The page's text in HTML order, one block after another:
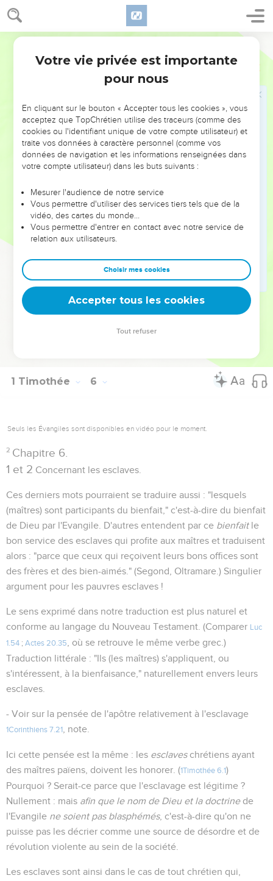
1 Timothée 5
conclut qu'il est facile de les juger avant de les recevoir à
une charge dans l'Eglise ou d'exercer à leur égard quelque
répréhension ; mais d'autre part, en admettant qu'il en est
être trompé, il atténue la responsabilité qu'il a fait peser sur
son disciple ; il craint que celui-ci ne se reproche les
auxquels il aurait imposé les mains, ou qu'il n'ait trop de
regrets d'avoir refusé tels autres dont il n'avait pas su
découvrir les excellentes qualités. Timothée devait en tout
cas conclure de cette remarque qu'il fallait observer
longtemps et scrupuleusement avant d'agir.
- Le verset1Timothée 5.24doit être rendu littéralement ainsi :
"Les péchés de quelques hommes sont très évidents, et vont
devant en jugement ; mais en d'autres, ils suivent," c'est-à-
dire ne sont reconnus qu'après. Ce qui fait penser que ce
jugementn'est pas la sentence finale de Dieu sur eux, mais
la délibération de l'Eglise appelée àjuger
si un homme est
propre au ministère qu'il s'agit de lui confier. Cette
interprétation convient bien à l'ensemble de la pensée.
1 Timothée 6
Seuls les Évangiles sont disponibles en vidéo pour le moment.
2 Chapitre 6.
1 et 2 Concernant les esclaves.
Ces derniers mots pourraient se traduire aussi : "lesquels
(maîtres) sont participants du bienfait," c'est-à-dire du bienfait
de Dieu par l'Evangile. D'autres entendent par ce bienfaitle
bon service des esclaves qui profite aux maîtres et traduisent
alors : "parce que ceux qui reçoivent leurs bons offices sont
des frères et des bien-aimés." (Segond, Oltramare.) Singulier
argument pour les pauvres esclaves !
Le sens exprimé dans notre traduction est plus naturel et
conforme au langage du Nouveau Testament. (Comparer
Luc
1.54 ; Actes 20.35
, où se retrouve le même verbe grec.)
Traduction littérale : "Ils (les maîtres) s'appliquent, ou
s'intéressent, à la bienfaisance," naturellement envers leurs
esclaves.
- Voir sur la pensée de l'apôtre relativement à l'esclavage
1Corinthiens 7.21 , note.
Ici cette pensée est la même : les esclaveschrétiens ayant
des maîtres païens, doivent les honorer. (1Timothée 6.1)
Pourquoi ? Serait-ce parce que l'esclavage est légitime ?
Nullement : mais afin que le nom de Dieu et la doctrinede
l'Evangile ne soient pas blasphémés, c'est-à-dire qu'on ne
puisse pas les décrier comme une source de désordre et de
révolution violente au sein de la société.
Les esclaves sont ainsi dans le cas de tout chrétien qui,
Votre vie privée est importante
pour nous
En cliquant sur le bouton « Accepter tous les cookies », vous
acceptez que TopChrétien utilise des traceurs (comme des
cookies ou l'identifiant unique de votre compte utilisateur) et
traite vos données à caractère personnel (comme vos
données de navigation et les informations renseignées dans
votre compte utilisateur) dans les buts suivants :
Mesurer l'audience de notre service
Vous permettre d'utiliser des services tiers tels que de la
vidéo, des cartes du monde…
Vous permettre d'entrer en contact avec notre service de
relation aux utilisateurs.
Choisir mes cookies
Accepter tous les cookies
Tout refuser